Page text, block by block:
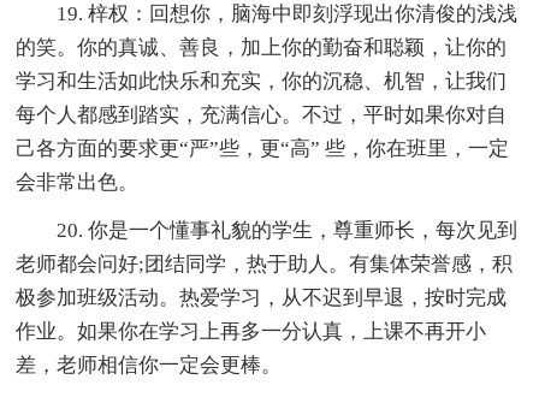
19. 梓权：回想你，脑海中即刻浮现出你清俊的浅浅
的笑。你的真诚、善良，加上你的勤奋和聪颖，让你的
学习和生活如此快乐和充实，你的沉稳、机智，让我们
每个人都感到踏实，充满信心。不过，平时如果你对自
己各方面的要求更“严”些，更“高” 些，你在班里，一定
会非常出色。
20. 你是一个懂事礼貌的学生，尊重师长，每次见到
老师都会问好;团结同学，热于助人。有集体荣誉感，积
极参加班级活动。热爱学习，从不迟到早退，按时完成
作业。如果你在学习上再多一分认真，上课不再开小
差，老师相信你一定会更棒。